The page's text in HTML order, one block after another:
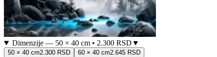
Dimenzije — 50 × 40 cm• 2.300 RSD ▼
50 × 40 cm2.300 RSD 60 × 40 cm2.645 RSD